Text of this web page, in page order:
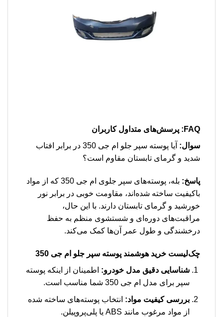
FAQ: پرسش‌های متداول کاربران
سوال:
آیا پوسته سپر جلو ام جی 350 در برابر افتاب
شدید و گرمای تابستان مقاوم است؟
پاسخ:
بله، پوسته‌های سپر جلوی ام جی 350 که از مواد
باکیفیت ساخته شده‌اند، مقاومت خوبی در برابر نور
خورشید و گرمای تابستان دارند. با این حال،
مراقبت‌های دوره‌ای و شستشوی منظم به حفظ
درخشندگی و طول عمر آن‌ها کمک می‌کند.
چک‌لیست خرید هوشمند پوسته سپر جلو ام جی 350
شناسایی دقیق مدل خودرو: اطمینان از اینکه پوسته
سپر برای مدل ام جی 350 شما مناسب است.
بررسی کیفیت مواد: انتخاب پوسته‌های ساخته شده
از مواد مرغوب مانند ABS یا پلی‌پروپیلن.